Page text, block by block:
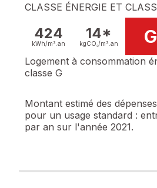
CLASSE ÉNERGIE ET
424
kWh/m². an
14*
kgCO₂/m². an G
Logement à consommation
classe G
Montant estimé des
pour un usage standard :
par an sur l'année 2021.